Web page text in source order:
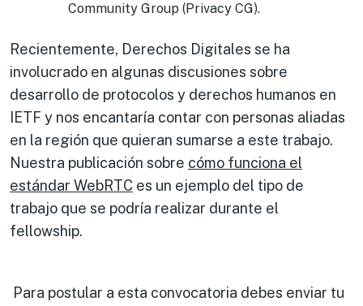
Community Group (Privacy CG).
Recientemente, Derechos Digitales se ha
involucrado en algunas discusiones sobre
desarrollo de protocolos y derechos humanos en
IETF y nos encantaría contar con personas aliadas
en la región que quieran sumarse a este trabajo.
Nuestra publicación sobre cómo funciona el
estándar WebRTC es un ejemplo del tipo de
trabajo que se podría realizar durante el
fellowship.
Para postular a esta convocatoria debes enviar tu